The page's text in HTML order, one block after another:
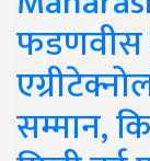
फडणवीस
सम्मान,